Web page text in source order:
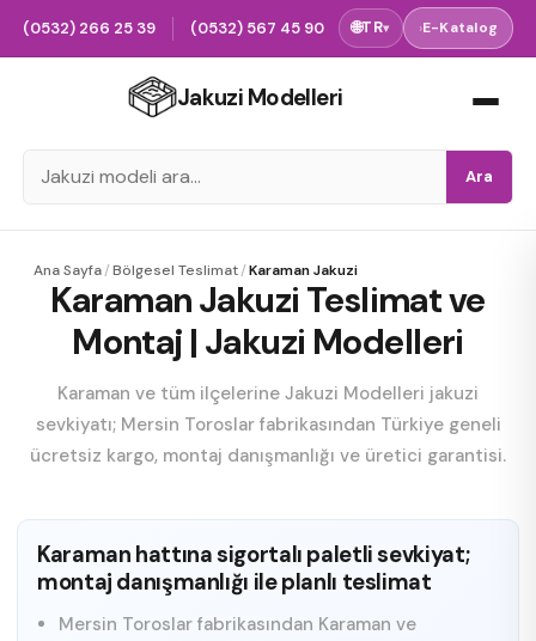
(0532) 266 25 39 (0532) 567 45 90 🌐TR▾ ›E-Katalog
Jakuzi Modelleri
Ara
Ana Sayfa/Bölgesel Teslimat/Karaman Jakuzi
Karaman Jakuzi Teslimat ve
Montaj | Jakuzi Modelleri
Karaman ve tüm ilçelerine Jakuzi Modelleri jakuzi
sevkiyatı; Mersin Toroslar fabrikasından Türkiye geneli
ücretsiz kargo, montaj danışmanlığı ve üretici garantisi.
Karaman hattına sigortalı paletli sevkiyat;
montaj danışmanlığı ile planlı teslimat
Mersin Toroslar fabrikasından Karaman ve